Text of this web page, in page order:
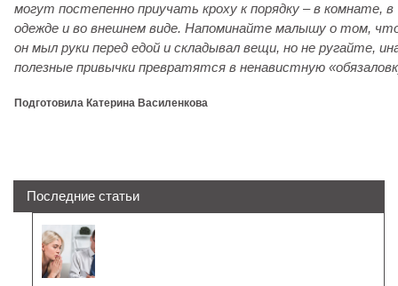
могут постепенно приучать кроху к порядку – в комнате, в
одежде и во внешнем виде. Напоминайте малышу о том,
он мыл руки перед едой и складывал вещи, но не ругайте,
полезные привычки превратятся в ненавистную
Подготовила Катерина Василенкова
Последние статьи